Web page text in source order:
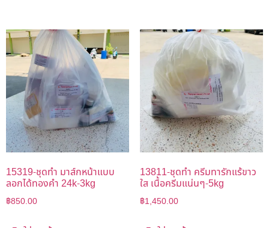
15319-ชุดทำ มาส์กหน้าแบบ
ลอกได้ทองคำ 24k-3kg
฿850.00
13811-ชุดทำ ครีมทารักแร้ขาว
ใส เนื้อครีมแน่นๆ-5kg
฿1,450.00